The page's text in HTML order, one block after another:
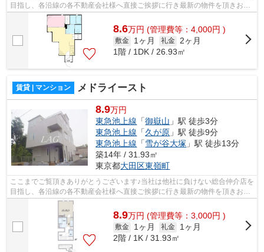
目指し、各沿線の各不動産会社様へ直接ご挨拶に行き最新の物件を頂きお客
様へ提供しております！最新の情報は...
8.6万円 (管理費等：4,000円 )
敷金 1ヶ月 礼金 2ヶ月
1階 / 1DK / 26.93㎡
賃貸 | マンション メドライースト
8.9万円
東急池上線 「御嶽山 」駅 徒歩3分
東急池上線 「久が原 」駅 徒歩9分
東急池上線 「雪が谷大塚 」駅 徒歩13分
築14年 / 31.93㎡
東京都大田区東嶺町
ここまでご覧頂きありがとうございます♪当社は他社に負けない総合仲介店を
目指し、各沿線の各不動産会社様へ直接ご挨拶に行き最新の物件を頂きお客
様へ提供しております！最新の情報は...
8.9万円 (管理費等：3,000円 )
敷金 1ヶ月 礼金
1ヶ月
2階 / 1K / 31.93㎡